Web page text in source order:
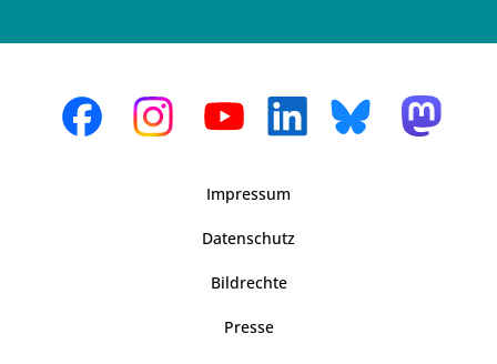
Impressum
Datenschutz
Bildrechte
Presse